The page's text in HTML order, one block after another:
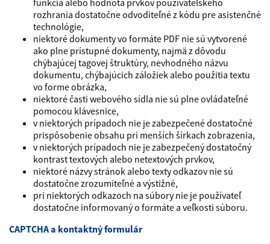
funkcia alebo hodnota prvkov používateľského
rozhrania dostatočne odvoditeľné z kódu pre asistenčné
technológie,
niektoré dokumenty vo formáte PDF nie sú vytvorené
ako plne prístupné dokumenty, najmä z dôvodu
chýbajúcej tagovej štruktúry, nevhodného názvu
dokumentu, chýbajúcich záložiek alebo použitia textu
vo forme obrázka,
niektoré časti webového sídla nie sú plne ovládateľné
pomocou klávesnice,
v niektorých prípadoch nie je zabezpečené dostatočné
prispôsobenie obsahu pri menších šírkach zobrazenia,
v niektorých prípadoch nie je zabezpečený dostatočný
kontrast textových alebo netextových prvkov,
niektoré názvy stránok alebo texty odkazov nie sú
dostatočne zrozumiteľné a výstižné,
pri niektorých odkazoch na súbory nie je používateľ
dostatočne informovaný o formáte a veľkosti súboru.
CAPTCHA a kontaktný formulár